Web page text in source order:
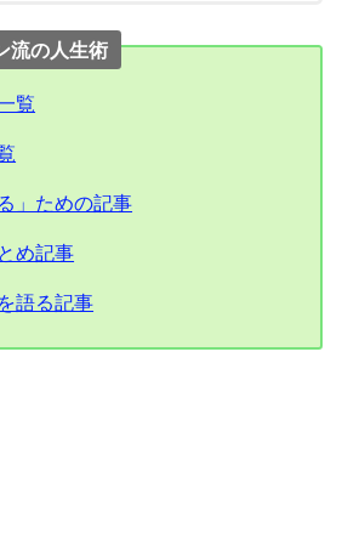
流の人生術
覧
」ための記事
め記事
語る記事